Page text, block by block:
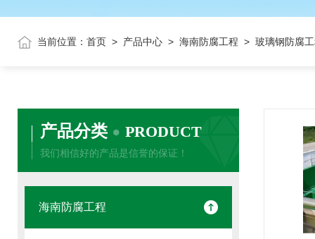
当前位置： 首页 > 产品中心 > 海南防腐工程 > 玻璃钢防腐
产品分类 PRODUCT
我们相信好的产品是信誉的保证！
海南防腐工程